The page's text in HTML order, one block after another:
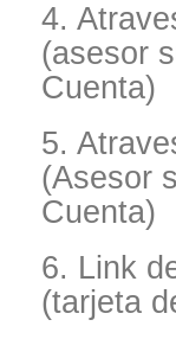
4.
(asesor
Cuenta)
5.
(Asesor
Cuenta)
6. Link
(tarjeta